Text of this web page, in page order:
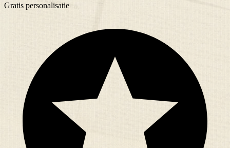
Gratis personalisatie